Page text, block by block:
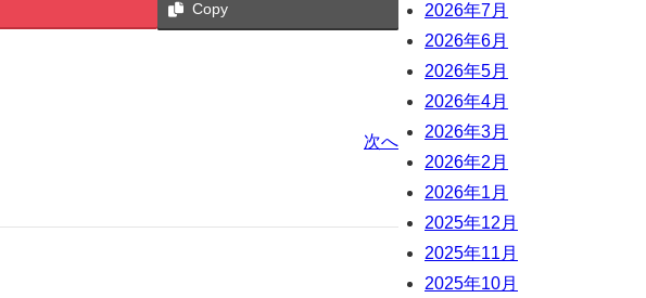
Copy
次へ
2026年7月
2026年6月
2026年5月
2026年4月
2026年3月
2026年2月
2026年1月
2025年12月
2025年11月
2025年10月